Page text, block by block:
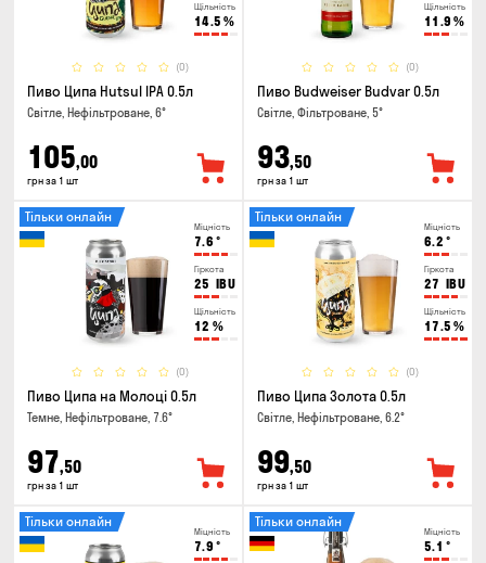
Щільність
14.5 %
(0)
Пиво Ципа Hutsul IPA 0.5л
Світле, Нефільтроване, 6°
105,00
грн за 1 шт
Щільність
11.9 %
(0)
Пиво Budweiser Budvar 0.5л
Світле, Фільтроване, 5°
93,50
грн за 1 шт
Міцність
7.6 °
Гіркота
25 IBU
Щільність
12 %
(0)
Тільки онлайн
Пиво Ципа на Молоці 0.5л
Темне, Нефільтроване, 7.6°
97,50
грн за 1 шт
Міцність
6.2 °
Гіркота
27 IBU
Щільність
17.5 %
(0)
Тільки онлайн
Пиво Ципа Золота 0.5л
Світле, Нефільтроване, 6.2°
99,50
грн за 1 шт
Міцність
7.9 °
Тільки онлайн
Міцність
5.1 °
Тільки онлайн